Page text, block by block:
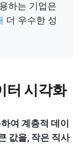
하는 기업은
더 우수한 성
터 시각화
여 계층적 데이
값을, 작은 직사